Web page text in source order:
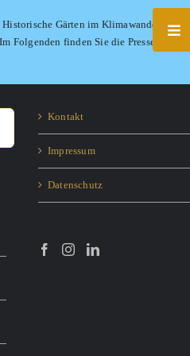
Gärten im Klimawandel“
Folgenden finden Sie die
Kontakt
Impressum
Datenschutz